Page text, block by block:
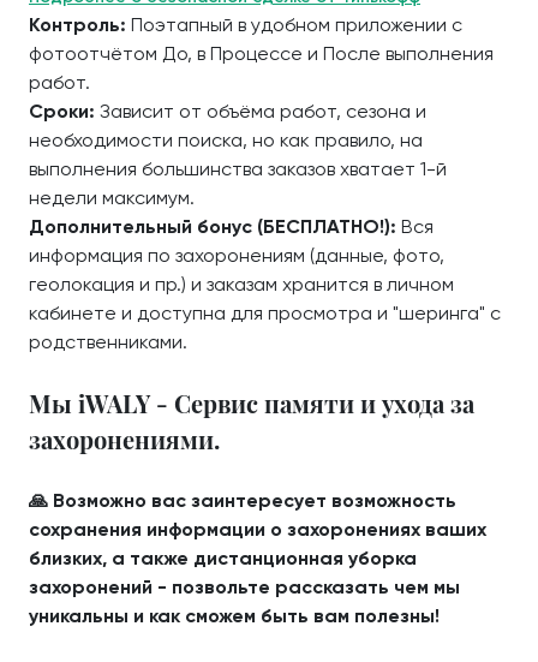
Контроль: Поэтапный в удобном приложении с
фотоотчётом До, в Процессе и После выполнения
работ.
Сроки: Зависит от объёма работ, сезона и
необходимости поиска, но как правило, на
выполнения большинства заказов хватает 1-й
недели максимум.
Дополнительный бонус (БЕСПЛАТНО!): Вся
информация по захоронениям (данные, фото,
геолокация и пр.) и заказам хранится в личном
кабинете и доступна для просмотра и "шеринга" с
родственниками.
Мы iWALY - Сервис памяти и ухода за
захоронениями.
🙏 Возможно вас заинтересует возможность
сохранения информации о захоронениях ваших
близких, а также дистанционная уборка
захоронений - позвольте рассказать чем мы
уникальны и как сможем быть вам полезны!